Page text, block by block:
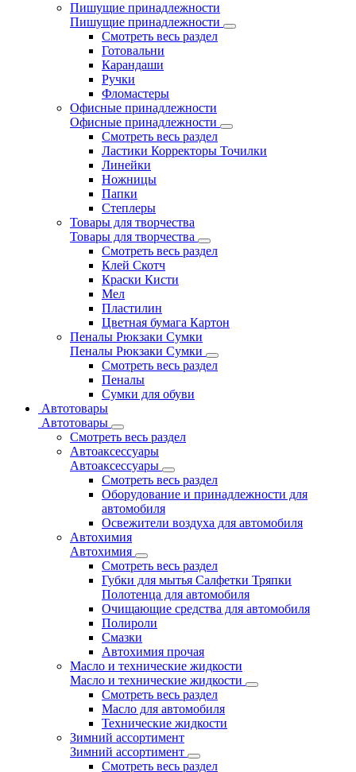
Пишущие принадлежности
Пишущие принадлежности
Смотреть весь раздел
Готовальни
Карандаши
Ручки
Фломастеры
Офисные принадлежности
Офисные принадлежности
Смотреть весь раздел
Ластики Корректоры Точилки
Линейки
Ножницы
Папки
Степлеры
Товары для творчества
Товары для творчества
Смотреть весь раздел
Клей Скотч
Краски Кисти
Мел
Пластилин
Цветная бумага Картон
Пеналы Рюкзаки Сумки
Пеналы Рюкзаки Сумки
Смотреть весь раздел
Пеналы
Сумки для обуви
Автотовары
Автотовары
Смотреть весь раздел
Автоаксессуары
Автоаксессуары
Смотреть весь раздел
Оборудование и принадлежности для
автомобиля
Освежители воздуха для автомобиля
Автохимия
Автохимия
Смотреть весь раздел
Губки для мытья Салфетки Тряпки
Полотенца для автомобиля
Очищающие средства для автомобиля
Полироли
Смазки
Автохимия прочая
Масло и технические жидкости
Масло и технические жидкости
Смотреть весь раздел
Масло для автомобиля
Технические жидкости
Зимний ассортимент
Зимний ассортимент
Смотреть весь раздел